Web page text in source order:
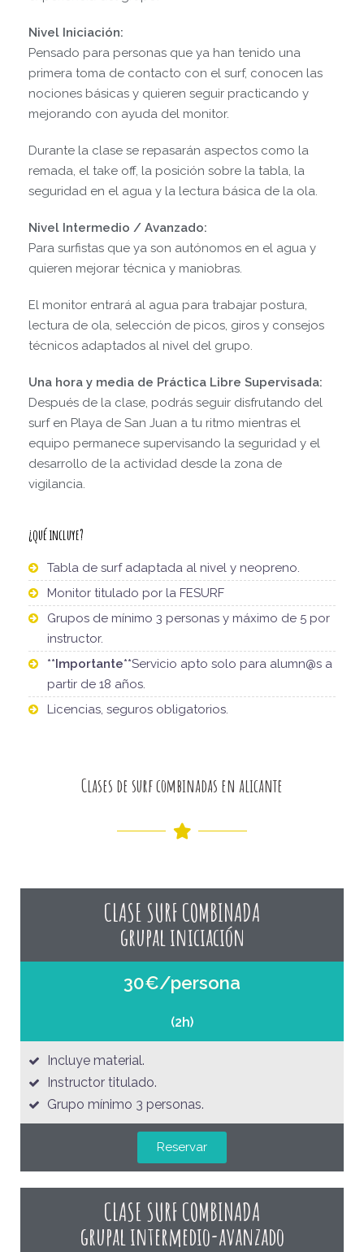
Nivel Iniciación:
Pensado para personas que ya han tenido una
primera toma de contacto con el surf, conocen las
nociones básicas y quieren seguir practicando y
mejorando con ayuda del monitor.
Durante la clase se repasarán aspectos como la
remada, el take off, la posición sobre la tabla, la
seguridad en el agua y la lectura básica de la ola.
Nivel Intermedio / Avanzado:
Para surfistas que ya son autónomos en el agua y
quieren mejorar técnica y maniobras.
El monitor entrará al agua para trabajar postura,
lectura de ola, selección de picos, giros y consejos
técnicos adaptados al nivel del grupo.
Una hora y media de Práctica Libre Supervisada:
Después de la clase, podrás seguir disfrutando del
surf en Playa de San Juan a tu ritmo mientras el
equipo permanece supervisando la seguridad y el
desarrollo de la actividad desde la zona de
vigilancia.
¿qué incluye?
Tabla de surf adaptada al nivel y neopreno.
Monitor titulado por la FESURF
Grupos de mínimo 3 personas y máximo de 5 por
instructor.
**Importante**Servicio apto solo para alumn@s a
partir de 18 años.
Licencias, seguros obligatorios.
Clases de surf combinadas en alicante
CLASE SURF COMBINADA
grupal iniciación
30€/persona
(2h)
Incluye material.
Instructor titulado.
Grupo mínimo 3 personas.
Reservar
CLASE SURF COMBINADA
grupal intermedio-avanzado